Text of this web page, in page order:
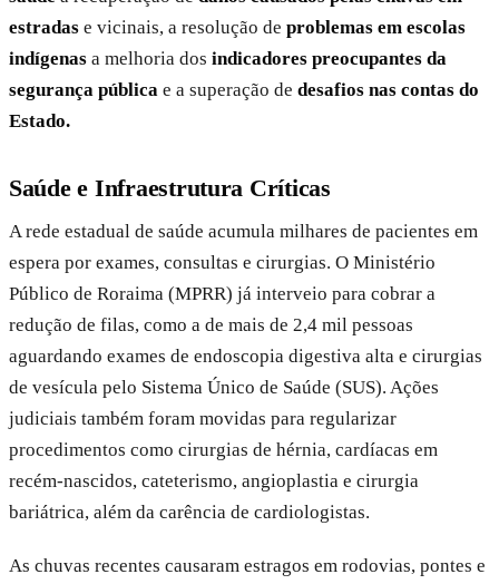
estradas e vicinais, a resolução de problemas em escolas
indígenas a melhoria dos indicadores preocupantes da
segurança pública e a superação de desafios nas contas do
Estado.
Saúde e Infraestrutura Críticas
A rede estadual de saúde acumula milhares de pacientes em
espera por exames, consultas e cirurgias. O Ministério
Público de Roraima (MPRR) já interveio para cobrar a
redução de filas, como a de mais de 2,4 mil pessoas
aguardando exames de endoscopia digestiva alta e cirurgias
de vesícula pelo Sistema Único de Saúde (SUS). Ações
judiciais também foram movidas para regularizar
procedimentos como cirurgias de hérnia, cardíacas em
recém-nascidos, cateterismo, angioplastia e cirurgia
bariátrica, além da carência de cardiologistas.
As chuvas recentes causaram estragos em rodovias, pontes e